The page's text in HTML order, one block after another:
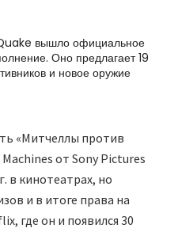
вышло официальное
Оно предлагает 19
и новое оружие
«Митчеллы против
от Sony Pictures
в кинотеатрах, но
и в итоге права на
где он и появился 30